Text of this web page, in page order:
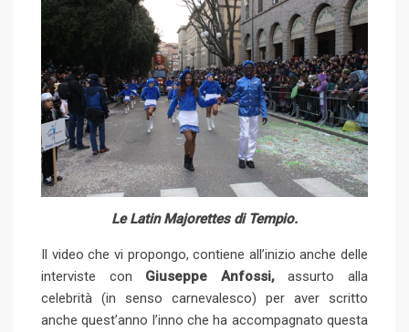
Le Latin Majorettes di Tempio.
Il video che vi propongo, contiene all’inizio anche delle
interviste con Giuseppe Anfossi,assurto alla
celebrità (in senso carnevalesco) per aver scritto
anche quest’anno l’inno che ha accompagnato questa